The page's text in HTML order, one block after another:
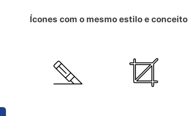
Ícones com o mesmo estilo e conceito